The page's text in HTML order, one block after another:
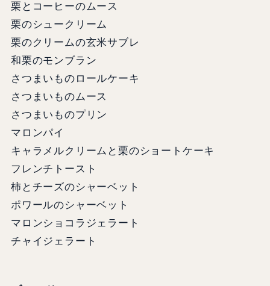
栗とコーヒーのムース
栗のシュークリーム
栗のクリームの玄米サブレ
和栗のモンブラン
さつまいものロールケーキ
さつまいものムース
さつまいものプリン
マロンパイ
キャラメルクリームと栗のショートケーキ
フレンチトースト
柿とチーズのシャーベット
ポワールのシャーベット
マロンショコラジェラート
チャイジェラート